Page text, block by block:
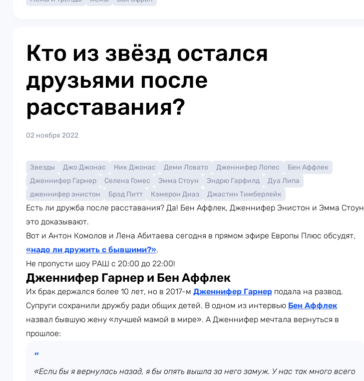
Кто из звёзд остался
друзьями после
расставания?
02 ноября 2022
Звезды Джо Джонас Ник Джонас Деми Ловато Дженнифер Лопес
Бен Аффлек
Дженнифер Гарнер
Селена Гомес Эмма Стоун Эндрю Гарфилд
Дуа Липа
дженнифер энистон
Брэд Питт Кэмерон Диаз Джастин Тимберлейк
Есть ли дружба после расставания? Да! Бен Аффлек, Дженнифер Энистон и Эмма Стоун
это доказывают.
Вот и Антон Комолов и Лена Абитаева сегодня в прямом эфире Европы Плюс обсудят,
«надо ли дружить с бывшими?».
Не пропусти шоу РАШ с 20:00 до 22:00!
Дженнифер Гарнер и Бен Аффлек
Их брак держался более 10 лет, но в 2017-м Дженнифер Гарнер подала на развод.
Супруги сохранили дружбу ради общих детей. В одном из интервью Бен Аффлек
назвал бывшую жену «лучшей мамой в мире». А Дженнифер мечтала вернуться в
прошлое:
«Если бы я вернулась назад, я бы опять вышла за него замуж. У нас так много всего